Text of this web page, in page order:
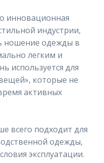
инновационная
индустрии,
ношение одежды в
легким и
используется для
которые не
активных
всего подходит для
одежды,
эксплуатации.